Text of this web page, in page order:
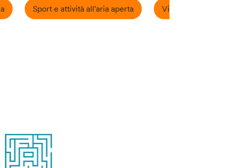
Sport e attività all'aria aperta Viaggi organizzati